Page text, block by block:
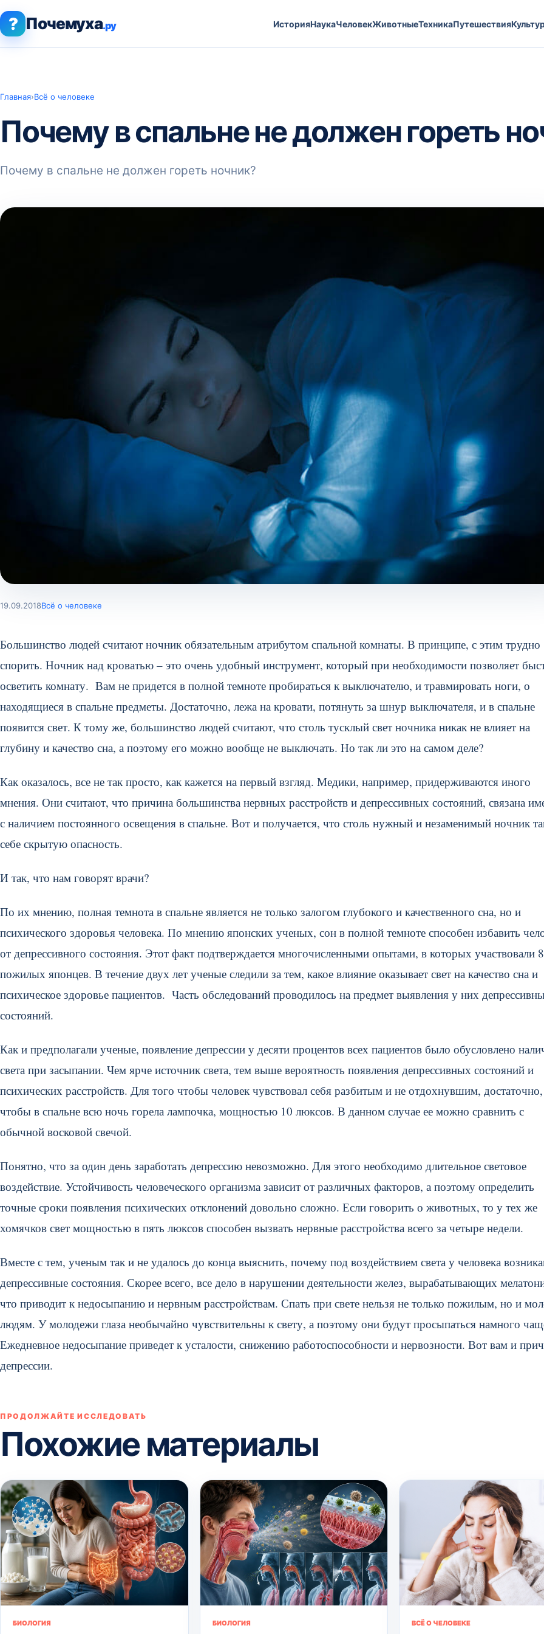
? Почемуха.ру ИсторияНаукаЧеловекЖивотныеТехникаПутешествия
Главная›Всё о человеке
Почему в спальне не должен гореть
Почему в спальне не должен гореть ночник?
19.09.2018Всё о человеке
Большинство людей считают ночник обязательным атрибутом спальной комнаты. В принципе, с этим трудно
спорить. Ночник над кроватью – это очень удобный инструмент, который при необходимости позволяет
осветить комнату. Вам не придется в полной темноте пробираться к выключателю, и травмировать ноги, о
находящиеся в спальне предметы. Достаточно, лежа на кровати, потянуть за шнур выключателя, и в спальне
появится свет. К тому же, большинство людей считают, что столь тусклый свет ночника никак не влияет на
глубину и качество сна, а поэтому его можно вообще не выключать. Но так ли это на самом деле?
Как оказалось, все не так просто, как кажется на первый взгляд. Медики, например, придерживаются иного
мнения. Они считают, что причина большинства нервных расстройств и депрессивных состояний, связана
с наличием постоянного освещения в спальне. Вот и получается, что столь нужный и незаменимый ночник
себе скрытую опасность.
И так, что нам говорят врачи?
По их мнению, полная темнота в спальне является не только залогом глубокого и качественного сна, но и
психического здоровья человека. По мнению японских ученых, сон в полной темноте способен избавить
от депрессивного состояния. Этот факт подтверждается многочисленными опытами, в которых участвовали
пожилых японцев. В течение двух лет ученые следили за тем, какое влияние оказывает свет на качество сна и
психическое здоровье пациентов. Часть обследований проводилось на предмет выявления у них
состояний.
Как и предполагали ученые, появление депрессии у десяти процентов всех пациентов было обусловлено
света при засыпании. Чем ярче источник света, тем выше вероятность появления депрессивных состояний и
психических расстройств. Для того чтобы человек чувствовал себя разбитым и не отдохнувшим, достаточно,
чтобы в спальне всю ночь горела лампочка, мощностью 10 люксов. В данном случае ее можно сравнить с
обычной восковой свечой.
Понятно, что за один день заработать депрессию невозможно. Для этого необходимо длительное световое
воздействие. Устойчивость человеческого организма зависит от различных факторов, а поэтому определить
точные сроки появления психических отклонений довольно сложно. Если говорить о животных, то у тех же
хомячков свет мощностью в пять люксов способен вызвать нервные расстройства всего за четыре недели.
Вместе с тем, ученым так и не удалось до конца выяснить, почему под воздействием света у человека
депрессивные состояния. Скорее всего, все дело в нарушении деятельности желез, вырабатывающих
что приводит к недосыпанию и нервным расстройствам. Спать при свете нельзя не только пожилым, но и
людям. У молодежи глаза необычайно чувствительны к свету, а поэтому они будут просыпаться намного
Ежедневное недосыпание приведет к усталости, снижению работоспособности и нервозности. Вот вам и
депрессии.
ПРОДОЛЖАЙТЕ ИССЛЕДОВАТЬ
Похожие материалы
БИОЛОГИЯ БИОЛОГИЯ ВСЁ О ЧЕЛОВЕКЕ